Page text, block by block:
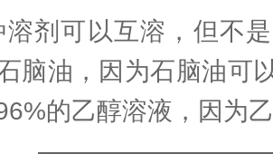
溶剂可以互溶，但不
脑油，因为石脑油可
的乙醇溶液，因为